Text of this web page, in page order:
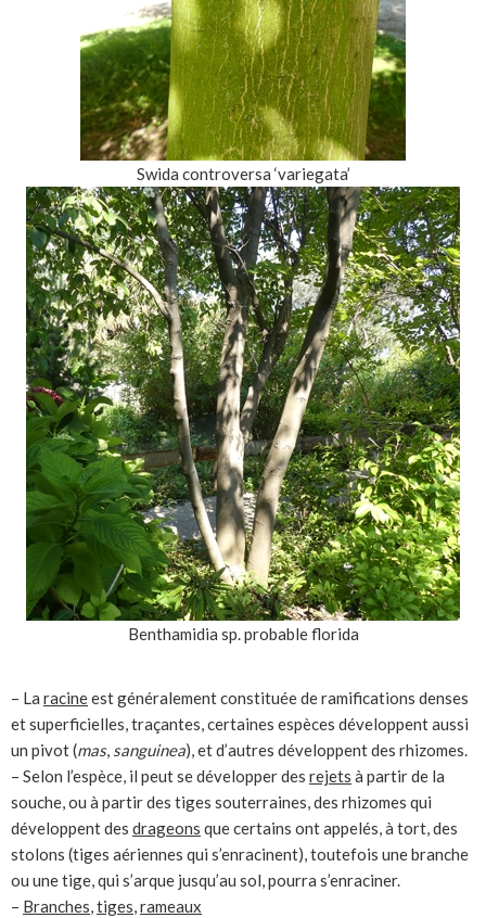
Swida controversa ‘variegata’
Benthamidia sp. probable florida
– La racineest généralement constituée de ramifications denses
et superficielles, traçantes, certaines espèces développent aussi
un pivot (mas, sanguinea), et d’autres développent des rhizomes.
– Selon l’espèce, il peut se développer des rejets à partir de la
souche, ou à partir des tiges souterraines, des rhizomes qui
développent des drageons que certains ont appelés, à tort, des
stolons (tiges aériennes qui s’enracinent), toutefois une branche
ou une tige, qui s’arque jusqu’au sol, pourra s’enraciner.
– Branches,tiges,rameaux